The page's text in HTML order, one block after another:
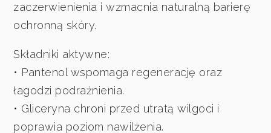
zaczerwienienia i wzmacnia naturalną barierę
ochronną skóry.
Składniki aktywne:
• Pantenol wspomaga regenerację oraz
łagodzi podrażnienia.
• Gliceryna chroni przed utratą wilgoci i
poprawia poziom nawilżenia.